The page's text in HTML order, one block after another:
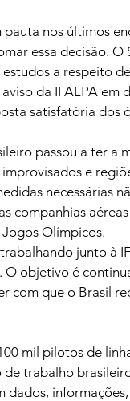
nos últimos
essa decisão.
a respeito
da IFALPA
satisfatória dos
passou a ter a
e
necessárias
companhias
Olímpicos.
junto à
O objetivo é
com que o Brasil
mil pilotos de
trabalho